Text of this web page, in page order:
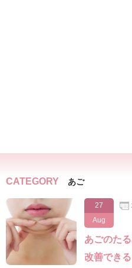
CATEGORY あご
27
Aug
あごのた
改善できる